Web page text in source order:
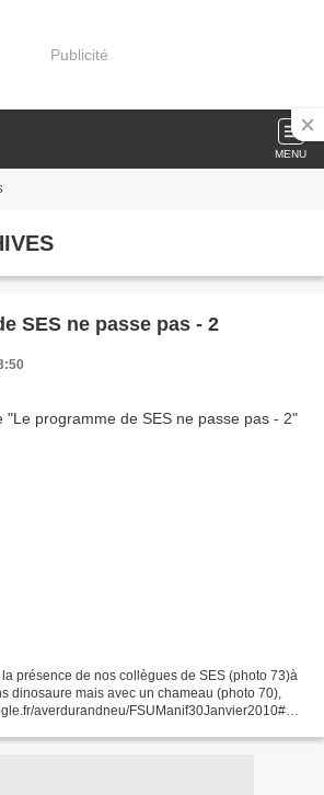
Publicité
MENU
SES ne passe pas - 2
présence de nos collègues de SES (photo 73)à
dinosaure mais avec un chameau (photo 70),
averdurandneu/FSUManif30Janvier2010#